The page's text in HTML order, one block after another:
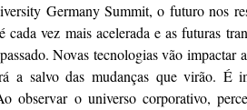
Germany Summit, o futuro nos
vez mais acelerada e as futuras
Novas tecnologias vão impactar
a salvo das mudanças que virão. É
observar o universo corporativo,